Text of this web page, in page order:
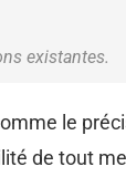
existantes.
le
de tout